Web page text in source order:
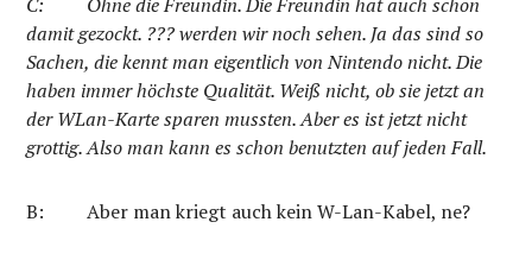
damit gezockt. ???werden wir noch sehen. Ja das sind so
Sachen, die kennt man eigentlich von Nintendo nicht. Die
haben immer höchste Qualität. Weiß nicht, ob sie jetzt an
der WLan-Karte sparen mussten. Aber es ist jetzt nicht
grottig. Also man kann es schon benutzten auf jeden Fall.
B: Aber man kriegt auch kein W-Lan-Kabel, ne?